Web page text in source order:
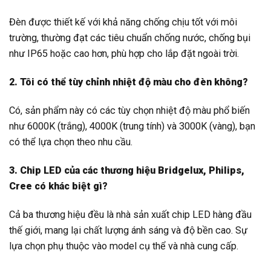
Đèn được thiết kế với khả năng chống chịu tốt với môi
trường, thường đạt các tiêu chuẩn chống nước, chống bụi
như IP65 hoặc cao hơn, phù hợp cho lắp đặt ngoài trời.
2. Tôi có thể tùy chỉnh nhiệt độ màu cho đèn không?
Có, sản phẩm này có các tùy chọn nhiệt độ màu phổ biến
như 6000K (trắng), 4000K (trung tính) và 3000K (vàng), bạn
có thể lựa chọn theo nhu cầu.
3. Chip LED của các thương hiệu Bridgelux, Philips,
Cree có khác biệt gì?
Cả ba thương hiệu đều là nhà sản xuất chip LED hàng đầu
thế giới, mang lại chất lượng ánh sáng và độ bền cao. Sự
lựa chọn phụ thuộc vào model cụ thể và nhà cung cấp.